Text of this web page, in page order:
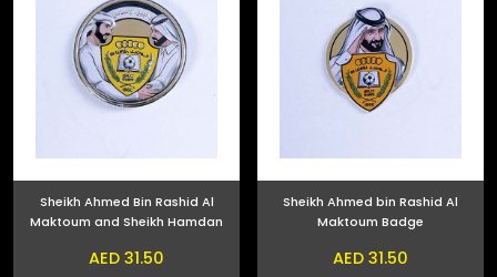
Sheikh Ahmed bin Rashid Al
Maktoum Badge
AED 31.50
Sheikh Ahmed Bin Rashid Al
Maktoum and Sheikh Hamdan
Maktoum Phone Sticker
AED 31.50